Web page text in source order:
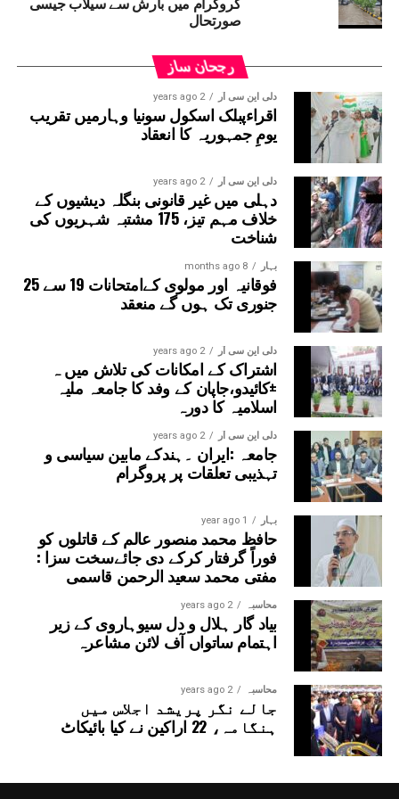
شہریوں سے بھی اپیل کی گئی ہے کہ وہ صرف ضروری
کاموں کے لیے گھروں سے نکلیں۔گروگرام کی
میونسپل کارپوریشن اور گروگرام میٹروپولیٹن
ڈیولپمنٹ اتھارٹی (جی ایم ڈی اے) کی ٹیموں کو
صورتحال پر قابو پانے کے لیے الرٹ پر رکھا گیا
ہے۔ متاثرہ علاقوں اور انڈر پاسز سے پانی نکالنے
کے لیے ہیوی ڈیوٹی پمپ استعمال کیے جا رہے ہیں۔
حکام کا کہنا ہے کہ پانی کی نکاسی میں مدد کے لیے
تمام نکاسی آب کے مقامات پر اہلکار تعینات کیے
گئے ہیں۔
صورتحال
رجحان ساز
دلی این سی آر 2 years ago
اقراءپبلک اسکول سونیا وہارمیں تقریب
یومِ جمہوریہ کا انعقاد
دلی این سی آر 2 years ago
دہلی میں غیر قانونی بنگلہ دیشیوں کے
خلاف مہم تیز، 175 مشتبہ شہریوں کی
شناخت
بہار 8 months ago
فوقانیہ اور مولوی کےامتحانات 19 سے 25
جنوری تک ہوں گے منعقد
دلی این سی آر 2 years ago
اشتراک کے امکانات کی تلاش میں ہ
±کائیدو،جاپان کے وفد کا جامعہ ملیہ
اسلامیہ کا دورہ
دلی این سی آر 2 years ago
جامعہ :ایران ۔ہندکے مابین سیاسی و
تہذیبی تعلقات پر پروگرام
بہار 1 year ago
حافظ محمد منصور عالم کے قاتلوں کو
فوراً گرفتار کرکے دی جائےسخت سزا :
مفتی محمد سعید الرحمن قاسمی
محاسبہ 2 years ago
بیاد گار ہلال و دل سیوہاروی کے زیر
اہتمام ساتواں آف لائن مشاعرہ
محاسبہ 2 years ago
جالے نگر پریشد اجلاس میں
ہنگامہ، 22 اراکین نے کیا بائیکاٹ